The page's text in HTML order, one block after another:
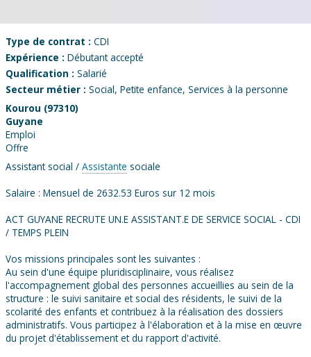
Type de contrat : CDI
Expérience : Débutant accepté
Qualification : Salarié
Secteur métier : Social, Petite enfance, Services à la personne
Kourou (97310)
Guyane
Emploi
Offre
Assistant social / Assistante sociale
Salaire : Mensuel de 2632.53 Euros sur 12 mois
ACT GUYANE RECRUTE UN.E ASSISTANT.E DE SERVICE SOCIAL - CDI
/ TEMPS PLEIN
Vos missions principales sont les suivantes :
Au sein d'une équipe pluridisciplinaire, vous réalisez
l'accompagnement global des personnes accueillies au sein de la
structure : le suivi sanitaire et social des résidents, le suivi de la
scolarité des enfants et contribuez à la réalisation des dossiers
administratifs. Vous participez à l'élaboration et à la mise en œuvre
du projet d'établissement et du rapport d'activité.